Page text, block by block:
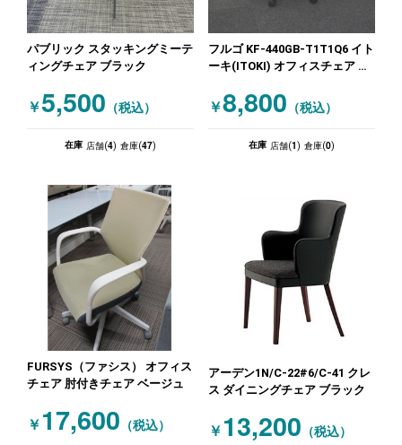
パブリック スタッキングミーテ
ィングチェア ブラック
￥5,500 （税込）
在庫 店舗(4) 倉庫(47)
フルゴ KF-440GB-T1T1Q6 イト
ーキ(ITOKI) オフィスチェア 肘
￥8,800 （税込）
在庫 店舗(1) 倉庫(0)
FURSYS（ファシス） オフィス
チェア 肘付きチェア ベージュ
￥ 17,600 （税込）
アーデン1N/C-22#6/C-41 クレ
ス ダイニングチェア ブラック
￥ 13,200 （税込）